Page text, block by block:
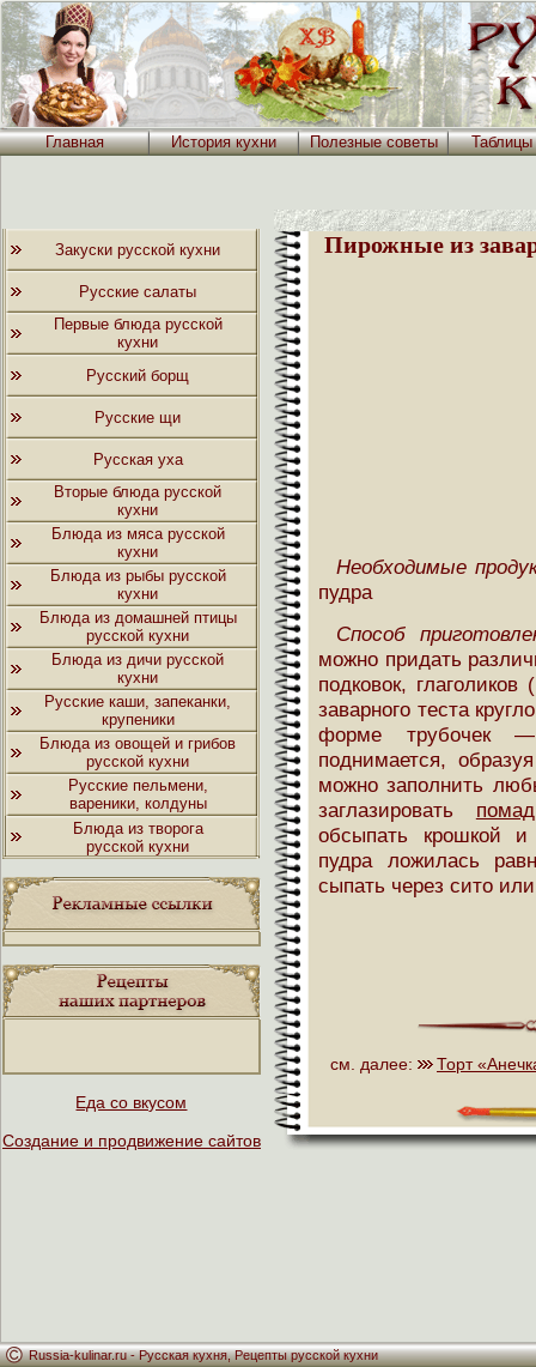
Главная История кухни Полезные советы
Закуски русской кухни
Русские салаты
Первые блюда русской
кухни
Русский борщ
Русские щи
Русская уха
Вторые блюда русской
кухни
Блюда из мяса русской
кухни
Блюда из рыбы русской
кухни
Блюда из домашней птицы
русской кухни
Блюда из дичи русской
кухни
Русские каши, запеканки,
крупеники
Блюда из овощей и грибов
русской кухни
Русские пельмени,
вареники, колдуны
Блюда из творога
русской кухни
Еда со вкусом
Создание и продвижение сайтов
Пирожные из
Необходимые
пудра
Способ
можно придать
подковок,
заварного теста
форме трубочек
поднимается,
можно заполнить
заглазировать
обсыпать крошкой
пудра ложилась
сыпать через сито
см. далее: Торт
Russia-kulinar.ru -Русская кухня,Рецепты русской кухни